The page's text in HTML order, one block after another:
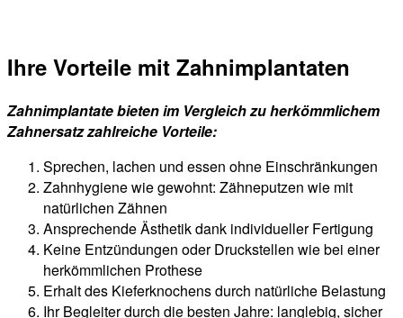
Ihre Vorteile mit Zahnimplantaten
Zahnimplantate bieten im Vergleich zu herkömmlichem
Zahnersatz zahlreiche Vorteile:
Sprechen, lachen und essen ohne Einschränkungen
Zahnhygiene wie gewohnt: Zähneputzen wie mit
natürlichen Zähnen
Ansprechende Ästhetik dank individueller Fertigung
Keine Entzündungen oder Druckstellen wie bei einer
herkömmlichen Prothese
Erhalt des Kieferknochens durch natürliche Belastung
Ihr Begleiter durch die besten Jahre: langlebig, sicher